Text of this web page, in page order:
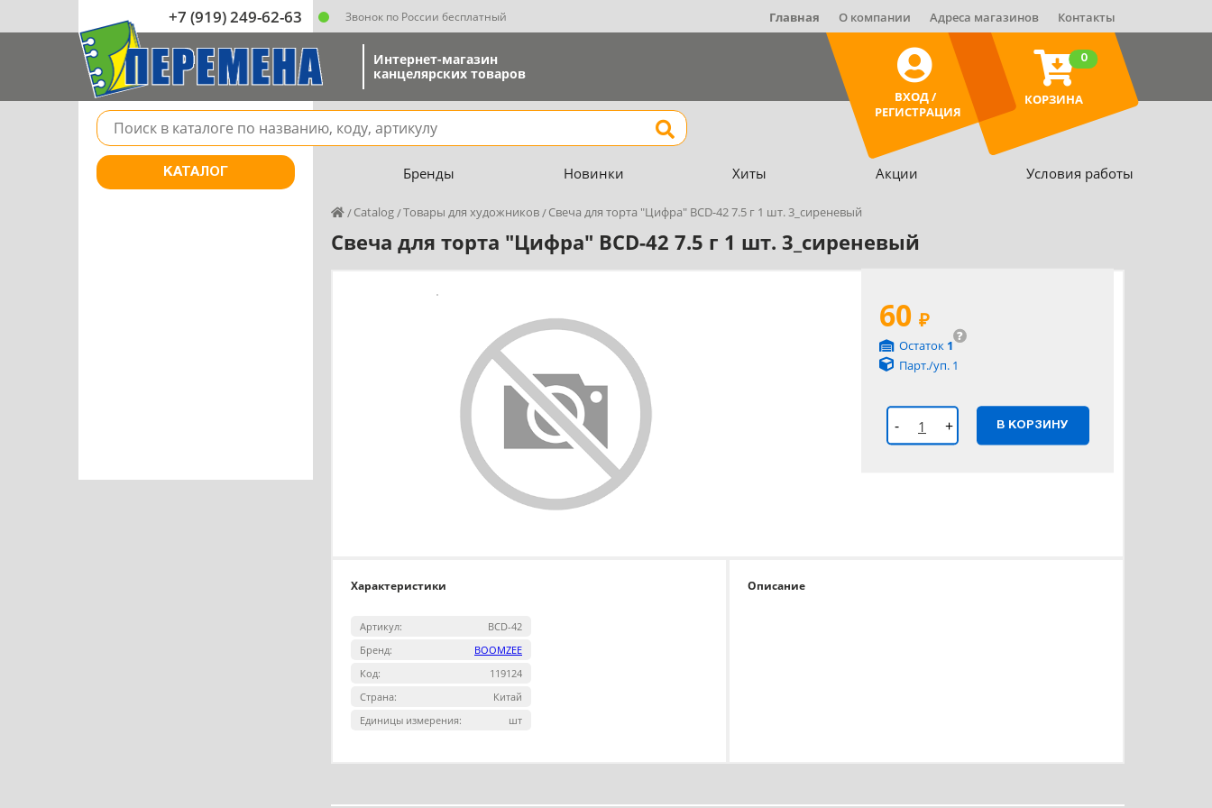
+7 (919) 249-62-63 Звонок по России бесплатный Главная О компании Адреса магазинов Контакты
Интернет-магазин
канцелярских товаров
ВХОД /
РЕГИСТРАЦИЯ
КОРЗИНА
0
Поле для поиска товара в каталоге Найти
КАТАЛОГ Бренды Новинки Хиты Акции Условия работы
Catalog Товары для художников Свеча для торта "Цифра" BCD-42 7.5 г 1 шт. 3_сиреневый
Свеча для торта "Цифра" BCD-42 7.5 г 1 шт. 3_сиреневый
60 ₽
?
Остаток 1
Парт./уп. 1
- + В КОРЗИНУ
Характеристики
Артикул:
BCD-42
Бренд:
BOOMZEE
Код:
119124
Страна:
Китай
Единицы измерения:
шт
Описание